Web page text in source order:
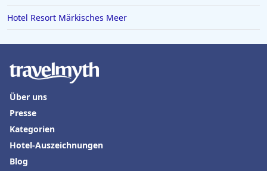
Hotel Resort Märkisches Meer
Über uns
Presse
Kategorien
Hotel-Auszeichnungen
Blog